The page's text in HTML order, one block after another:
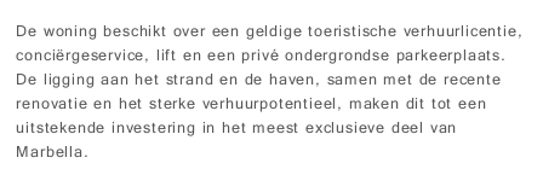
De woning beschikt over een geldige toeristische verhuurlicentie,
conciërgeservice, lift en een privé ondergrondse parkeerplaats.
De ligging aan het strand en de haven, samen met de recente
renovatie en het sterke verhuurpotentieel, maken dit tot een
uitstekende investering in het meest exclusieve deel van
Marbella.